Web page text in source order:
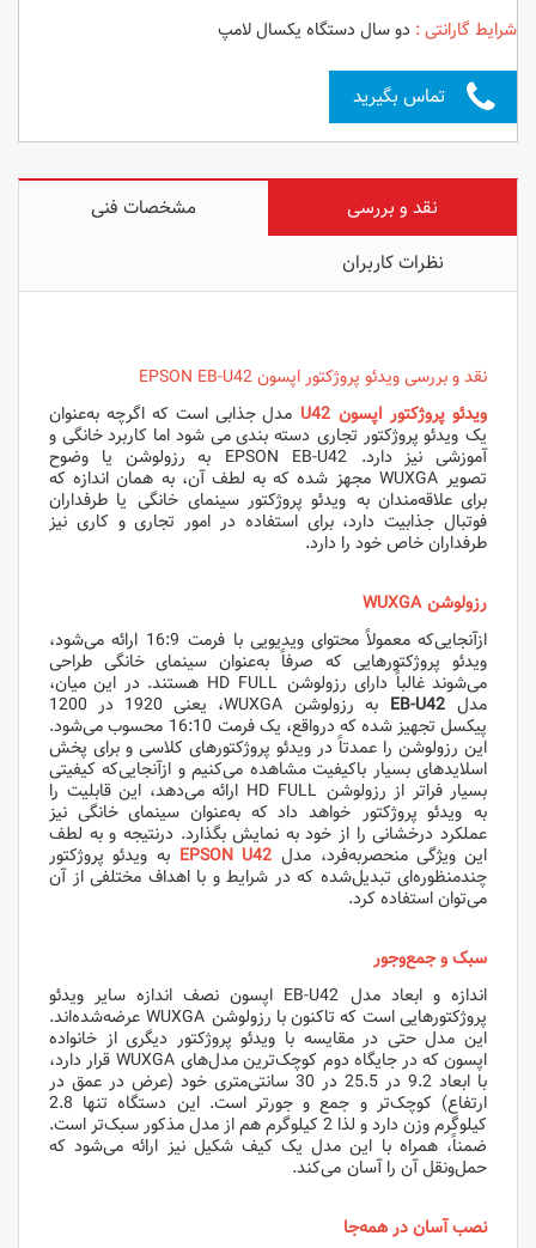
شرایط گارانتی : دو سال دستگاه یکسال لامپ
تماس بگیرید
نقد و بررسی
مشخصات فنی
نظرات کاربران
نقد و بررسی ویدئو پروژکتور اپسون EPSON EB-U42
ویدئو پروژکتور اپسون U42
مدل جذابی است که اگرچه به‌عنوان
یک ویدئو پروژکتور تجاری دسته بندی می شود اما کاربرد خانگی و
آموزشی نیز دارد. EPSON EB-U42 به رزولوشن یا وضوح
تصویر WUXGA مجهز شده که به لطف آن، به همان اندازه که
برای علاقه‌مندان به ویدئو پروژکتور سینمای خانگی یا طرفداران
فوتبال جذابیت دارد، برای استفاده در امور تجاری و کاری نیز
طرفداران خاص خود را دارد.
رزولوشنWUXGA
ازآنجایی‌که معمولاً محتوای ویدیویی با فرمت 16:9 ارائه می‌شود،
ویدئو پروژکتورهایی که صرفاً به‌عنوان سینمای خانگی طراحی
می‌شوند غالباً دارای رزولوشن HD FULL هستند. در این میان،
مدل EB-U42 به رزولوشن WUXGA، یعنی 1920 در 1200
پیکسل تجهیز شده که درواقع، یک فرمت 16:10 محسوب می‌شود.
این رزولوشن را عمدتاً در ویدئو پروژکتورهای کلاسی و برای پخش
اسلایدهای بسیار باکیفیت مشاهده می‌کنیم و ازآنجایی‌که کیفیتی
بسیار فراتر از رزولوشن HD FULL ارائه می‌دهد، این قابلیت را
به ویدئو پروژکتور خواهد داد که به‌عنوان سینمای خانگی نیز
عملکرد درخشانی را از خود به نمایش بگذارد. درنتیجه و به لطف
این ویژگی منحصربه‌فرد، مدل EPSON U42 به ویدئو پروژکتور
چندمنظوره‌ای تبدیل‌شده که در شرایط و با اهداف مختلفی از آن
می‌توان استفاده کرد.
سبک و جمع‌وجور
اندازه و ابعاد مدل EB-U42 اپسون نصف اندازه سایر ویدئو
پروژکتورهایی است که تاکنون با رزولوشن WUXGA عرضه‌شده‌اند.
این مدل حتی در مقایسه با ویدئو پروژکتور دیگری از خانواده
اپسون که در جایگاه دوم کوچک‌ترین مدل‌های WUXGA قرار دارد،
با ابعاد 9.2 در 25.5 در 30 سانتی‌متری خود (عرض در عمق در
ارتفاع) کوچک‌تر و جمع و جورتر است. این دستگاه تنها 2.8
کیلوگرم وزن دارد و لذا 2 کیلوگرم هم از مدل مذکور سبک‌تر است.
ضمناً، همراه با این مدل یک کیف شکیل نیز ارائه می‌شود که
حمل‌ونقل آن را آسان می‌کند.
نصب آسان در همه‌جا